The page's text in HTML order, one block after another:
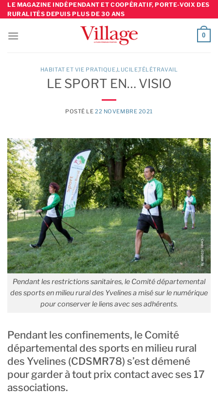
Skip
to
LE MAGAZINE INDÉPENDANT ET COOPÉRATIF, PORTE-VOIX DES
RURALITÉS DEPUIS PLUS DE 30 ANS
0
HABITAT ET VIE PRATIQUE,LUCILETÉLÉTRAVAIL
LE SPORT EN… VISIO
POSTÉ LE22 NOVEMBRE 2021
Pendant les restrictions sanitaires, le Comité départemental
des sports en milieu rural des Yvelines a misé sur le numérique
pour conserver le liens avec ses adhérents.
Pendant les confinements, le Comité
départemental des sports en milieu rural
des Yvelines (CDSMR78) s’est démené
pour garder à tout prix contact avec ses 17
associations.